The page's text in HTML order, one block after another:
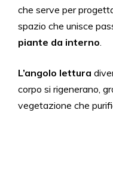
che serve per
spazio che unisce
piante da interno.
L’angolo lettura
corpo si rigenerano,
vegetazione che